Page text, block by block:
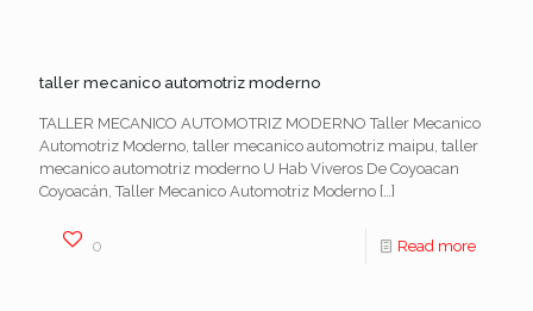
taller mecanico automotriz moderno
TALLER MECANICO AUTOMOTRIZ MODERNO Taller Mecanico
Automotriz Moderno, taller mecanico automotriz maipu, taller
mecanico automotriz moderno U Hab Viveros De Coyoacan
Coyoacán, Taller Mecanico Automotriz Moderno […]
0 Read more